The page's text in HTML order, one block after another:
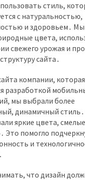
стиль,
с натуральностью,
и здоровьем․
цвета,
свежего урожая и
сайта․
компании, которая
разработкой
мы выбрали более
динамичный
яркие цвета,
Это помогло
и
что дизайн